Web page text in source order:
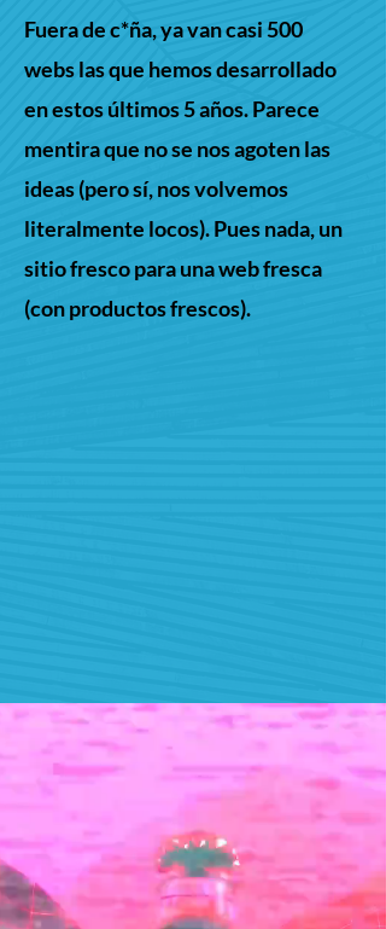
Fuera de c*ña, ya van casi 500
webs las que hemos desarrollado
en estos últimos 5 años. Parece
mentira que no se nos agoten las
ideas (pero sí, nos volvemos
literalmente locos). Pues nada, un
sitio fresco para una web fresca
(con productos frescos).